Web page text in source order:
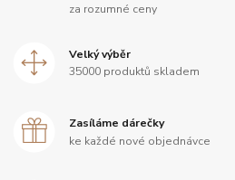
za rozumné ceny
Velký výběr
35000 produktů skladem
Zasíláme dárečky
ke každé nové objednávce